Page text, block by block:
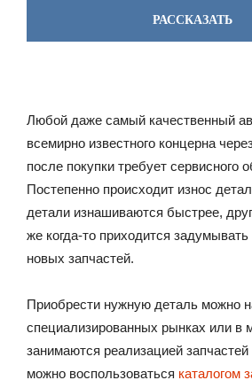
РАССКАЗАТЬ
Любой даже самый качественный
всемирно известного концерна
после покупки требует сервисного
Постепенно происходит износ
детали изнашиваются быстрее,
же когда-то приходится
новых запчастей.
Приобрести нужную деталь можно
специализированных рынках или в
занимаются реализацией
можно воспользоваться каталогом